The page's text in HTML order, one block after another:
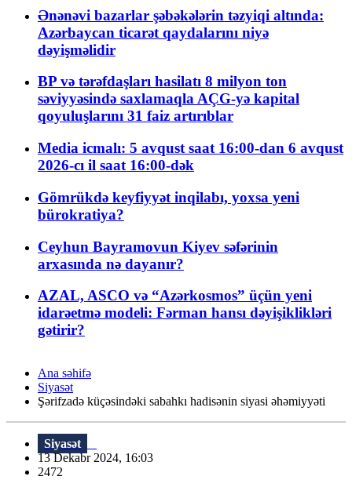
Ənənəvi bazarlar şəbəkələrin təzyiqi altında:
Azərbaycan ticarət qaydalarını niyə
dəyişməlidir
BP və tərəfdaşları hasilatı 8 milyon ton
səviyyəsində saxlamaqla AÇG-yə kapital
qoyuluşlarını 31 faiz artırıblar
Media icmalı: 5 avqust saat 16:00-dan 6 avqust
2026-cı il saat 16:00-dək
Gömrükdə keyfiyyət inqilabı, yoxsa yeni
bürokratiya?
Ceyhun Bayramovun Kiyev səfərinin
arxasında nə dayanır?
AZAL, ASCO və “Azərkosmos” üçün yeni
idarəetmə modeli: Fərman hansı dəyişiklikləri
gətirir?
Ana səhifə
Siyasət
Şərifzadə küçəsindəki sabahkı hadisənin siyasi əhəmiyyəti
Siyasət
13 Dekabr 2024, 16:03
2472